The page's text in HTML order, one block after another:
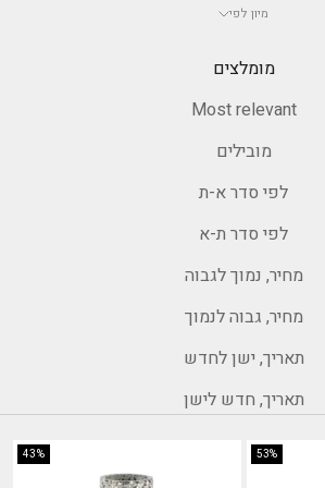
מיון לפי
מומלצים
Most relevant
מובילים
לפי סדר א-ת
לפי סדר ת-א
מחיר, נמוך לגבוה
מחיר, גבוה לנמוך
תאריך, ישן לחדש
תאריך, חדש לישן
53%
43%